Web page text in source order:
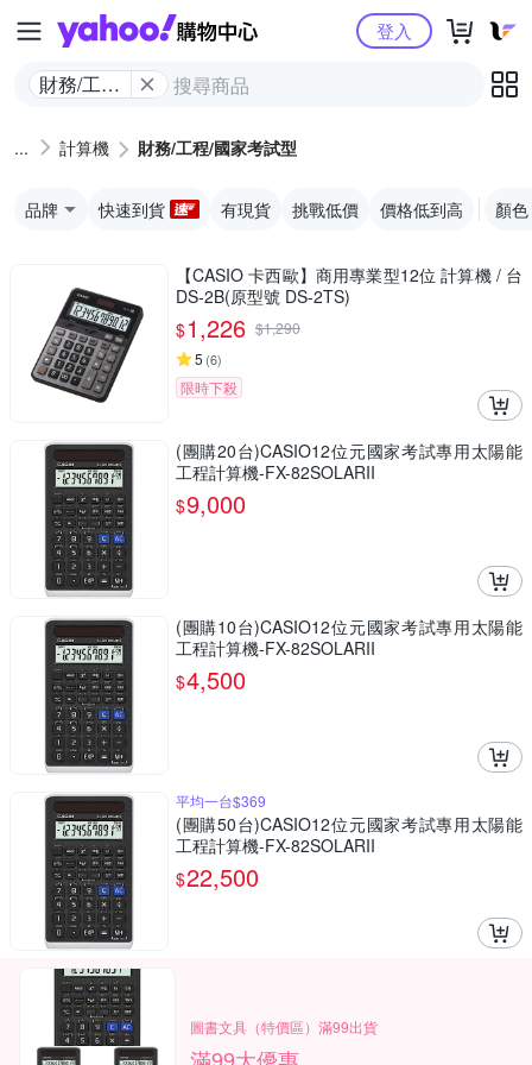
Yahoo購物中心
財務/工程/
型
登入
計算機 財務/工程/國家考試型
品牌 快速到貨 有現貨 挑戰低價 價格低到高 顏色
【CASIO 卡西歐】商用專業型12位 計算機 / 台
DS-2B(原型號 DS-2TS)
$1,226 $1,290
5 (6)
限時下殺
(團購20台)CASIO12位元國家考試專用太陽能
工程計算機-FX-82SOLARII
$9,000
(團購10台)CASIO12位元國家考試專用太陽能
工程計算機-FX-82SOLARII
$4,500
平均一台$369
(團購50台)CASIO12位元國家考試專用太陽能
工程計算機-FX-82SOLARII
$22,500
圖書文具（特價區）滿99出貨